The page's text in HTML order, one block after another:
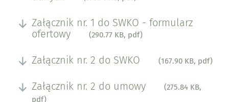
Załącznik nr. 1 do SWKO - formularz
ofertowy
(290.77 KB, pdf)
Załącznik nr. 2 do SWKO (167.90 KB, pdf)
Załącznik nr. 2 do umowy
(275.84 KB,
pdf)